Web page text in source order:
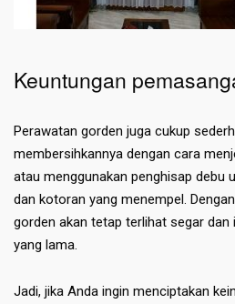
Keuntungan
Perawatan gorden juga cukup
membersihkannya dengan cara
atau menggunakan penghisap debu
dan kotoran yang menempel.
gorden akan tetap terlihat segar dan
yang lama.
Jadi, jika Anda ingin menciptakan